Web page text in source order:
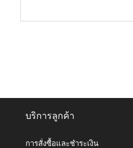
บริการลูกค้า
การสั่งซื้อและชำระเงิน